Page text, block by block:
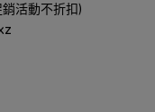
活動不折扣)